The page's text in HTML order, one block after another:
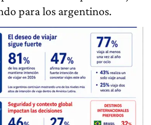
para los argentinos.